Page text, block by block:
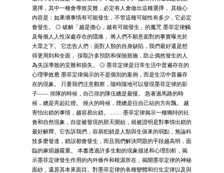
選擇，其中一種會導致災難，必定有人會做出這種選擇， 其核心
內容是：如果壞事情有可能發生，不管這種可能性有多少，它必定
會發生。 ◎ 破解「越是擔心，越有可能發生」的魔咒 墨菲定律觸
及每個人人性深處存在的隱痛， 將人們不願意面對的事實曝光於
大眾之下。 它忠告人們：面對人類的自身缺陷，我們最好還是想
得更周到和全面， 採取許多預防和保險措施，防止偶然發生的人
為失誤導致的災難和損失。 ◎ 墨菲定律是日常生活中普遍存在的
心理學效應 墨菲定律揭示的不是個別的案例，而是生活中普遍存
在的現象。 只要我們注意觀察，隨時隨地可以發現墨菲定律的影
子—— 排隊的時候，自己排的隊伍總是最慢。 急著過馬路的時
候，總是亮起紅燈。 燒火的時候，煙總是往自己站的方向飄。 越
害怕出錯的事情，越容易出錯。 …… 墨菲定律揭示一種獨特的社
會和自然現象，自從被發現的那天開始，就被證明是對事情出錯的
最好解釋。它告訴我們，容易犯錯是人類與生俱來的弱點，無論科
技多麼發達，錯誤都會發生，而且我們解決問題的手段越高明，面
臨的麻煩越嚴重。 本書透過許多生動的現象描述和心理剖析，揭
示墨菲定律發生作用的內外條件和根源所在，揭開墨菲定律的神秘
面紗，還原其本來面目。對墨菲定律的各種變體和衍生定律以及與